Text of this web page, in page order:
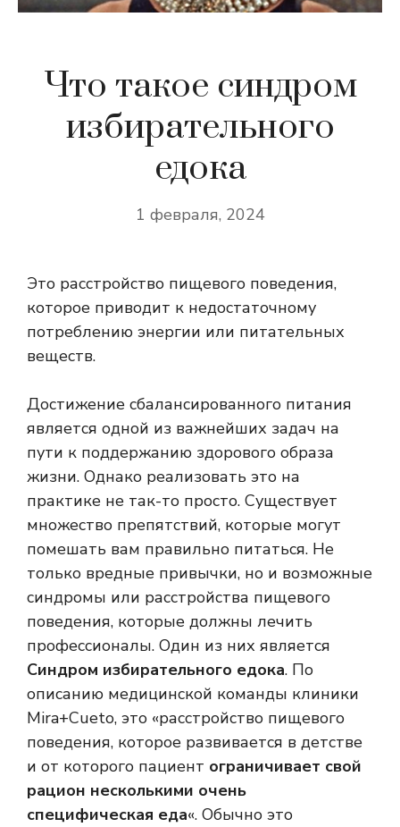
Что такое синдром
избирательного
едока
1 февраля, 2024
Это расстройство пищевого поведения,
которое приводит к недостаточному
потреблению энергии или питательных
веществ.
Достижение сбалансированного питания
является одной из важнейших задач на
пути к поддержанию здорового образа
жизни. Однако реализовать это на
практике не так-то просто. Существует
множество препятствий, которые могут
помешать вам правильно питаться. Не
только вредные привычки, но и возможные
синдромы или расстройства пищевого
поведения, которые должны лечить
профессионалы. Один из них является
Синдром избирательного едока. По
описанию медицинской команды клиники
Mira+Cueto, это «расстройство пищевого
поведения, которое развивается в детстве
и от которого пациент ограничивает свой
рацион несколькими очень
специфическая еда«. Обычно это